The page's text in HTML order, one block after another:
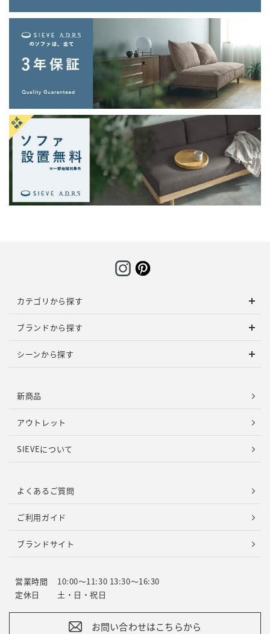
カテゴリから探す
ブランドから探す
シーンから探す
新商品
アウトレット
SIEVEについて
よくあるご質問
ご利用ガイド
ブランドサイト
営業時間
10:00～11:30 13:30～16:30
定休日
土・日・祝日
お問い合わせはこちらから